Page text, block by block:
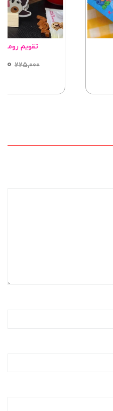
تقویم
225,000